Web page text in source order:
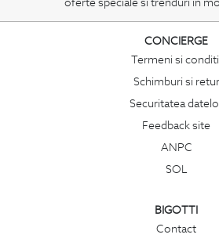
CONCIERGE
Termeni si
Schimburi si retur
Securitatea
Feedback site
ANPC
SOL
BIGOTTI
Contact